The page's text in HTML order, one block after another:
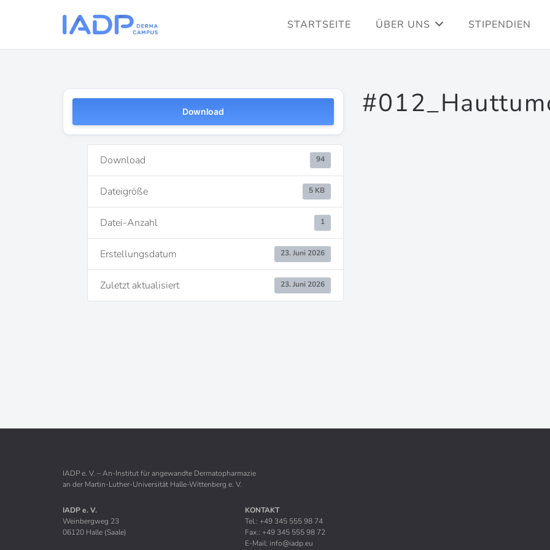
STARTSEITE ÜBER UNS STIPENDIEN
Download
Download 94
Dateigröße 5 KB
Datei-Anzahl 1
Erstellungsdatum 23. Juni 2026
Zuletzt aktualisiert 23. Juni 2026
IADP e. V. – An-Institut für angewandte Dermatopharmazie
an der Martin-Luther-Universität Halle-Wittenberg e. V.
IADP e. V.
Weinbergweg 23
06120 Halle (Saale)
KONTAKT
Tel.: +49 345 555 98 74
Fax.: +49 345 555 98 72
E-Mail: info@iadp.eu